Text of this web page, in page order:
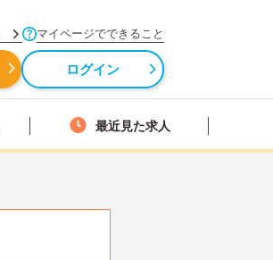
マイページでできること
ログイン
最近見た求人